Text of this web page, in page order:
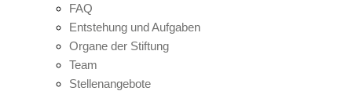
FAQ
Entstehung und Aufgaben
Organe der Stiftung
Team
Stellenangebote